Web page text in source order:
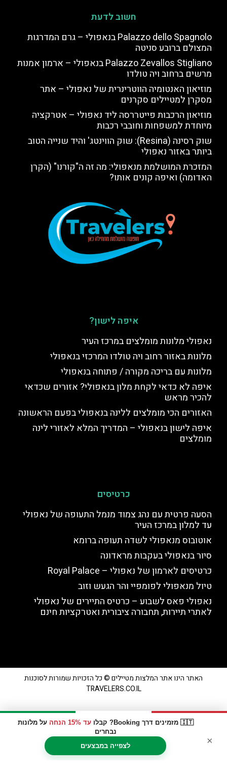
🇮🇹 מזמינים דרך Booking? קבלו עד 15% הנחה
על מלונות
נבחרים
לצפייה במבצעים
×
חשוב לדעת
Palazzo dello Spagnolo בנאפולי – גרם המדרגות
המצולם ברובע סניטה
Palazzo Zevallos Stigliano בנאפולי – ארמון אמנות
מרשים ברחוב ויה טולדו
מוזיאון האנטומיה הווטרינרית של נאפולי – אתר
מסקרן למטיילים סקרנים
מוזיאון הרכבות פייטררסה ליד נאפולי – אטרקציה
מיוחדת למשפחות וחובבי רכבות
שוק רסינה (Resina): שוק הווינטג' והיד שנייה הטוב
ביותר באזור נאפולי
המזכרת המושלמת מנאפולי: מה זה ה"קורנו" (הקרן
האדומה) ואיפה קונים אותו?
איפה לישון?
נאפולי מלונות מומלצים במרכז העיר
מלונות באזור רחוב ויה טולדו המרכזי בנאפולי
מלונות עם בריכה מקורה / פתוחה בנאפולי
איפה לא כדאי לקחת מלון בנאפולי? אזורים שכדאי
להכיר מראש
האזורים הכי מומלצים ללינה בנאפולי בפעם הראשונה
איפה לישון בנאפולי – המדריך המלא לאזורי לינה
מומלצים
כרטיסים
הסעה פרטית עם נהג צמוד מנמל התעופה של נאפולי
עד למלון במרכז העיר
אוטובוס מנאפולי לשדה תעופה ברומא
סיור בנאפולי בעקבות מראדונה
כרטיסים לארמון של נאפולי – Royal Palace
טיול מנאפולי לפומפיי והר הגעש וזוב
נאפולי פאס לשבוע – כרטיס התיירים של נאפולי
לאתרי תיירות, תחבורה ציבורית ואטרקציות חינם
האתר הינו אתר המלצות מטיילים © כל הזכויות שמורות לסוכנות
TRAVELERS.CO.IL
אודות
מדיניות פרטיות